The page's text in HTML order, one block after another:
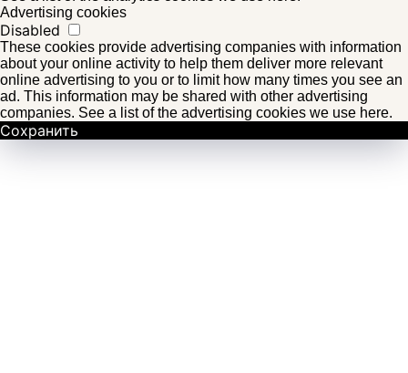
Advertising cookies
Disabled
These cookies provide advertising companies with information
about your online activity to help them deliver more relevant
online advertising to you or to limit how many times you see an
ad. This information may be shared with other advertising
companies. See a list of the advertising cookies we use here.
Сохранить